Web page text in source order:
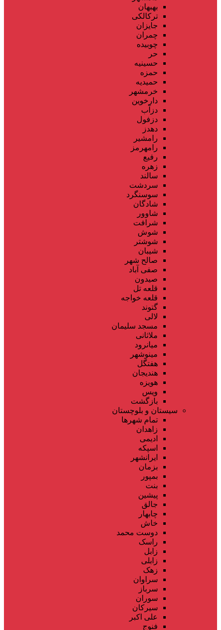
بهبهان
ترکالکی
جایزان
چمران
چوبیده
حر
حسینیه
حمزه
حمیدیه
خرمشهر
دارخوین
دزآب
دزفول
دهدز
رامشیر
رامهرمز
رفیع
زهره
سالند
سردشت
سوسنگرد
شادگان
شاوور
شرافت
شوش
شوشتر
شیبان
صالح شهر
صفی آباد
صیدون
قلعه تل
قلعه خواجه
گتوند
لالی
مسجد سلیمان
ملاثانی
میانرود
مینوشهر
هفتگل
هندیجان
هویزه
ویس
بازگشت
سیستان و بلوچستان
تمام شهر‌ها
زاهدان
ادیمی
اسپکه
ایرانشهر
بزمان
بمپور
بنت
پیشین
جالق
چابهار
خاش
دوست محمد
راسک
زابل
زابلی
زهک
سراوان
سرباز
سوران
سیرکان
علی اکبر
فنوج